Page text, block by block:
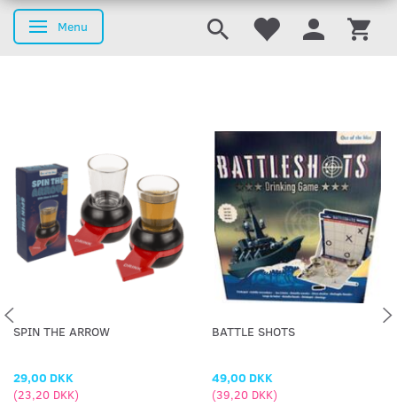
Skifte navigation
Menu
SPIN THE ARROW
29,00 DKK
(23,20 DKK)
BATTLE SHOTS
49,00 DKK
(39,20 DKK)